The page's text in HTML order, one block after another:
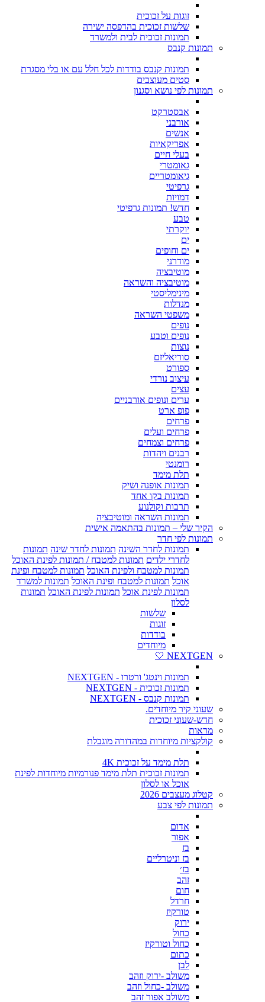
זוגות על זכוכית
שלשות זכוכית בהדפסה ישירה
תמונות זכוכית לבית ולמשרד
תמונות קנבס
תמונות קנבס בודדות לכל חלל עם או בלי מסגרת
סטים מעוצבים
תמונות לפי נושא וסגנון
אבסטרקט
אורבני
אנשים
אפריקאיות
בעלי חיים
גאומטרי
גיאומטריים
גרפיטי
דמויות
חדש! תמונות גרפיטי
טבע
יוקרתי
ים
ים וחופים
מודרני
מוטיבציה
מוטיבציה והשראה
מינימליסטי
מנדלות
משפטי השראה
נופים
נופים וטבע
נוצות
סוריאליזם
ספורט
עיצוב נורדי
עצים
ערים ונופים אורבניים
פופ ארט
פרחים
פרחים ועלים
פרחים וצמחים
רבנים ויהדות
רומנטי
תלת מימד
תמונות אופנה ושיק
תמונות בקו אחד
תרבות וקולנוע
תמונות השראה ומוטיבציה
הקיר שלי – תמונות בהתאמה אישית
תמונות לפי חדר
תמונות לחדר השינה תמונות לחדר שינה תמונות
לחדרי ילדים תמונות למטבח / תמונות לפינת האוכל
תמונות למטבח ולפינת האוכל תמונות למטבח ופינת
אוכל תמונות למטבח ופינת האוכל תמונות למשרד
תמונות לפינת אוכל תמונות לפינת האוכל תמונות
לסלון
שלשות
זוגות
בודדות
מיוחדים
NEXTGEN 🤍
תמונות וינטג' ורטרו - NEXTGEN
תמונות זכוכית - NEXTGEN
תמונות קנבס - NEXTGEN
שעוני קיר מיוחדים.
חדש-שעוני זכוכית
מראות
קולקציות מיוחדות במהדורה מוגבלת
תלת מימד על זכוכית 4K
תמונות זכוכית תלת מימד פנורמיות מיוחדות לפינת
אוכל או לסלון
קטלוג מעצבים 2026
תמונות לפי צבע
אדום
אפור
בז
בז וניטרליים
בז׳
זהב
חום
חרדל
טורקיז
ירוק
כחול
כחול וטורקיז
כתום
לבן
משולב -ירוק וזהב
משולב -כחול וזהב
משולב אפור זהב